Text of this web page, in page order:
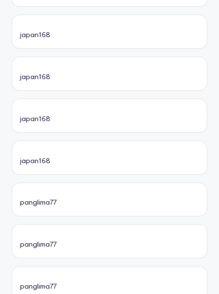
japan168
japan168
japan168
japan168
panglima77
panglima77
panglima77